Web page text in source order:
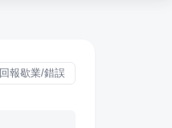
回報歇業/錯誤